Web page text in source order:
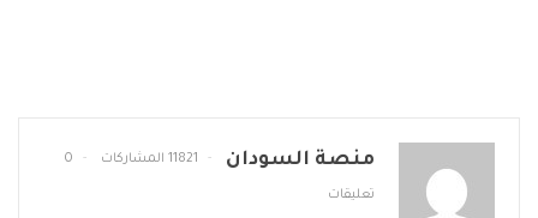
منصة السودان 11821 المشاركات 0
تعليقات